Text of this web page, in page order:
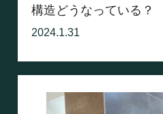
構造どうなっている？
2024.1.31